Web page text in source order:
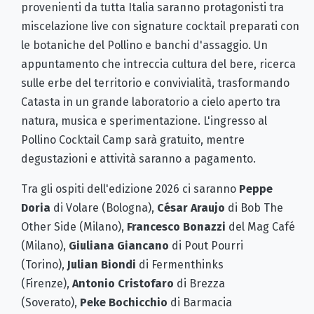
provenienti da tutta Italia saranno protagonisti tra
miscelazione live con signature cocktail preparati con
le botaniche del Pollino e banchi d'assaggio. Un
appuntamento che intreccia cultura del bere, ricerca
sulle erbe del territorio e convivialità, trasformando
Catasta in un grande laboratorio a cielo aperto tra
natura, musica e sperimentazione. L'ingresso al
Pollino Cocktail Camp sarà gratuito, mentre
degustazioni e attività saranno a pagamento.
Tra gli ospiti dell'edizione 2026 ci saranno Peppe
Doria di Volare (Bologna), César Araujo di Bob The
Other Side (Milano), Francesco Bonazzi del Mag Café
(Milano), Giuliana Giancano di Pout Pourri
(Torino), Julian Biondi di Fermenthinks
(Firenze), Antonio Cristofaro di Brezza
(Soverato), Peke Bochicchio di Barmacia